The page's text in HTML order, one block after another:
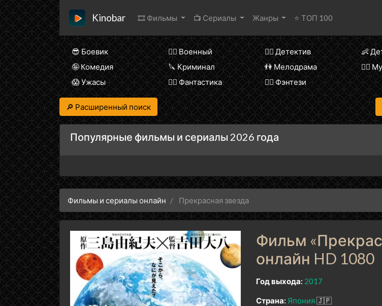
Kinobar 🎞 Фильмы 📺 Сериалы Жанры ⭐ ТОП 100
😎 Боевик 👨‍✈️ Военный 🕵️‍♂️ Детектив 👶
🤪 Комедия
🔪 Криминал 👫 Мелодрама 🧚‍♀️
😱 Ужасы
🧙‍♀️ Фантастика 🧝‍♂️ Фэнтези
🔎 Расширенный поиск
Популярные фильмы и сериалы 2026 года
Фильмы и сериалы онлайн Прекрасная звезда
Фильм
онлайн HD 1080
Год выхода: 2017
Страна: Япония🇯🇵